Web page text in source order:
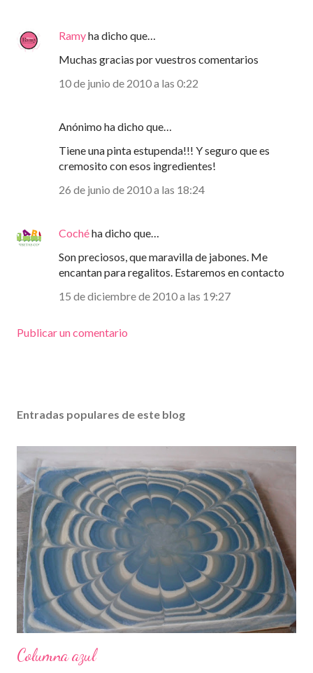
Ramyha dicho que…
Muchas gracias por vuestros comentarios
10 de junio de 2010 a las 0:22
Anónimo ha dicho que…
Tiene una pinta estupenda!!! Y seguro que es
cremosito con esos ingredientes!
26 de junio de 2010 a las 18:24
Cochéha dicho que…
Son preciosos, que maravilla de jabones. Me
encantan para regalitos. Estaremos en contacto
15 de diciembre de 2010 a las 19:27
Publicar un comentario
Entradas populares de este blog
Columna azul